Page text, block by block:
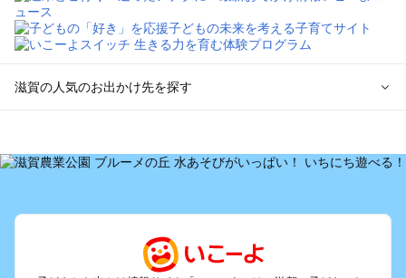
滋賀の人気のお出かけ先を探す
を探す
草津・守山・近江八幡・栗東のプールお出かけ
大津周辺のプールお出かけ
信楽・甲賀のプールお出かけ
湖西（琵琶湖）のプールお出かけ